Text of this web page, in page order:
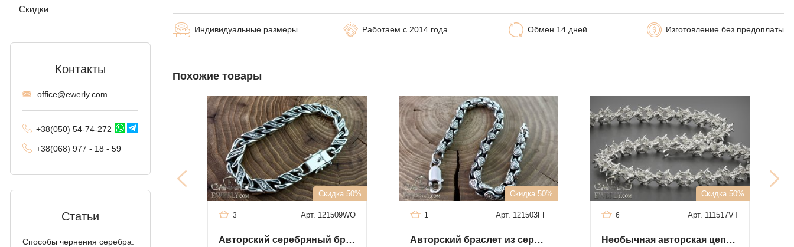
(Валькирия, Малайзия)
якорное
Трактор (двойное
панцирное)
Фантом (Рамзес и
Колос
Мальвина
Скидки
Контакты
office@ewerly.com
+38(050) 54-74-272
+38(068) 977 - 18 - 59
Статьи
Способы чернения серебра.
Обмен 14 дней Изготовление без предоплаты
Индивидуальные размеры Работаем с 2014 года
Похожие товары
Скидка 50%
Арт. 121509WO
3
Авторский серебряный браслет 9 с чернением
Скидка 50%
Арт. 121503FF
1
Авторский браслет из серебра 3 с чернением
Скидка 50%
Арт. 111517VT
6
Необычная авторская цепочка из серебра